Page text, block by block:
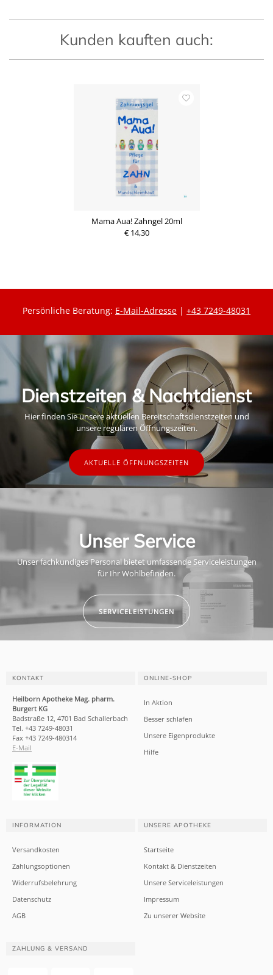
Kunden kauften auch:
Mama Aua! Zahngel 20ml
€ 14,30
Persönliche Beratung: E-Mail-Adresse | +43 7249-48031
Dienstzeiten & Nachtdienst
Hier finden Sie unsere aktuellen Bereitschaftsdienstzeiten und
unsere regulären Öffnungszeiten.
AKTUELLE ÖFFNUNGSZEITEN
Unser Service
Unser fachkundiges Personal bietet umfassende Serviceleistungen
für Ihr Wohlbefinden.
SERVICELEISTUNGEN
KONTAKT
Heilborn Apotheke Mag. pharm.
Burgert KG
Badstraße 12, 4701 Bad Schallerbach
Tel. +43 7249-48031
Fax +43 7249-480314
E-Mail
ONLINE-SHOP
In Aktion
Besser schlafen
Unsere Eigenprodukte
Hilfe
INFORMATION
Versandkosten
Zahlungsoptionen
Widerrufsbelehrung
Datenschutz
AGB
UNSERE APOTHEKE
Startseite
Kontakt & Dienstzeiten
Unsere Serviceleistungen
Impressum
Zu unserer Website
ZAHLUNG & VERSAND